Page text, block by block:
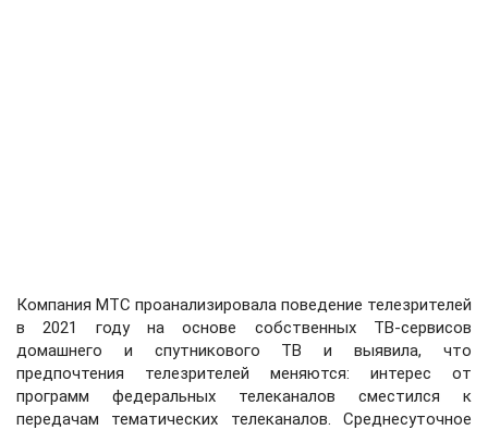
Компания МТС проанализировала поведение телезрителей
в 2021 году на основе собственных ТВ-сервисов
домашнего и спутникового ТВ и выявила, что
предпочтения телезрителей меняются: интерес от
программ федеральных телеканалов сместился к
передачам тематических телеканалов. Среднесуточное